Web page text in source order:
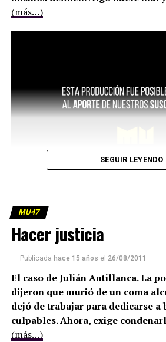
(más…)
SEGUIR LEYENDO
MU47
Hacer justicia
Publicada hace 15 años el 26/08/2011
El caso de Julián Antillanca. La
dijeron que murió de un coma
dejó de trabajar para dedicarse a
culpables. Ahora, exige
(más…)